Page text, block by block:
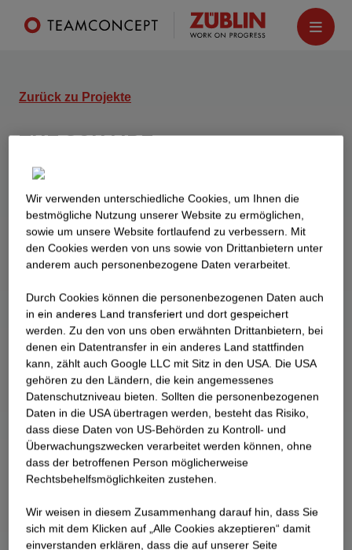
Zurück zu Projekte
THE SQUAIRE
Frankfurt am Main
Als „liegendes Hochhaus“ bezeichnetes 660 m
langes und 65 m schmales Airrail Center mit ca.
140.000 qm Platz für Hotels, Büros, Geschäfte
und Arztpraxen
Wir verwenden unterschiedliche Cookies, um Ihnen die
best­mögliche Nutzung unserer Website zu ermöglichen,
sowie um unsere Website fortlaufend zu verbessern. Mit
den Cookies werden von uns sowie von Drittanbietern unter
anderem auch personenbezogene Daten verarbeitet.
Durch Cookies können die personenbezogenen Daten auch
in ein anderes Land transferiert und dort gespeichert
werden. Zu den von uns oben erwähnten Drittanbietern, bei
denen ein Datentransfer in ein anderes Land stattfinden
kann, zählt auch Google LLC mit Sitz in den USA. Die USA
gehören zu den Ländern, die kein angemessenes
Datenschutzniveau bieten. Sollten die personenbezogenen
Daten in die USA übertragen werden, besteht das Risiko,
dass diese Daten von US-Behörden zu Kontroll- und
Überwachungszwecken verarbeitet werden können, ohne
dass der betroffenen Person möglicherweise
Rechtsbehelfsmöglichkeiten zustehen.
Wir weisen in diesem Zusammenhang darauf hin, dass Sie
sich mit dem Klicken auf „Alle Cookies akzeptieren“ damit
ein­ver­standen erklären, dass die auf unserer Seite